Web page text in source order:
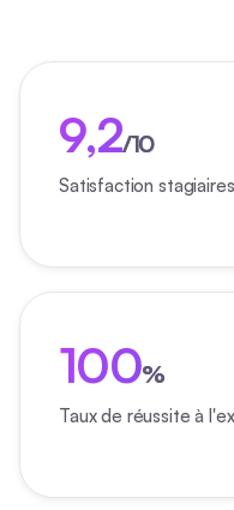
9,2/10
Satisfaction stagiaires
100%
Taux de réussite à